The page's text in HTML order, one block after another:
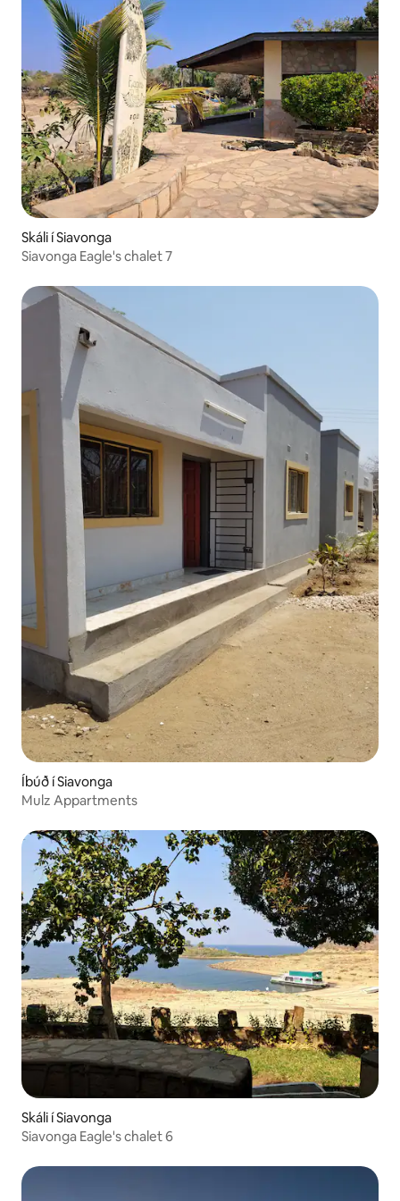
Skáli í Siavonga
Siavonga Eagle's chalet 7
Íbúð í Siavonga
Mulz Appartments
Skáli í Siavonga
Siavonga Eagle's chalet 6